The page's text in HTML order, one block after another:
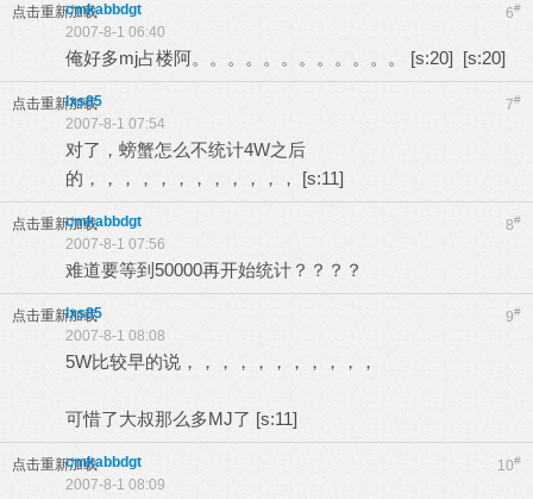
点击重新加载 6#
cmkabbdgt
2007-8-1 06:40
俺好多mj占楼阿。。。。。。。。。。。。 [s:20] [s:20]
点击重新加载 7#
lxs85
2007-8-1 07:54
对了，螃蟹怎么不统计4W之后
的，，，，，，，，，，，， [s:11]
点击重新加载 8#
cmkabbdgt
2007-8-1 07:56
难道要等到50000再开始统计？？？？
点击重新加载 9#
lxs85
2007-8-1 08:08
5W比较早的说，，，，，，，，，，，
可惜了大叔那么多MJ了 [s:11]
点击重新加载 10#
cmkabbdgt
2007-8-1 08:09